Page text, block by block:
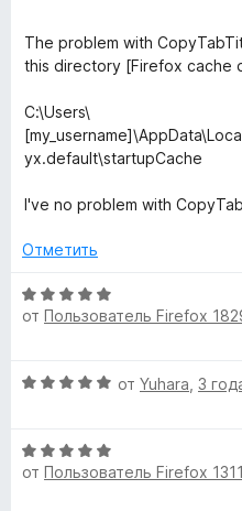
The problem with
this directory [Firefox cache
C:\Users\
yx.default\startupCache
I've no problem with
Отметить
О
ц
е
н
а
от Пользователь Firefox
О
н
е
от Yuhara 3
О
ц
от Пользователь Firefox